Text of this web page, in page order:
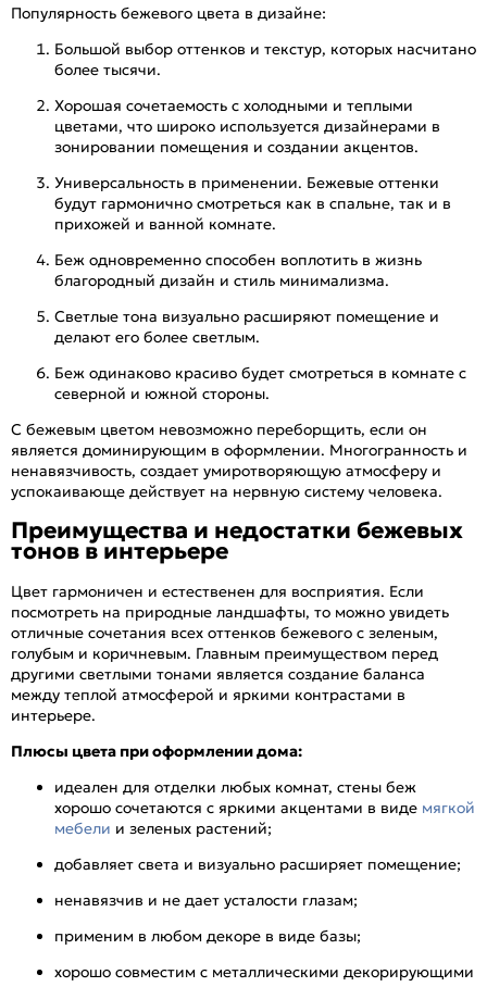
Популярность бежевого цвета в дизайне:
Большой выбор оттенков и текстур, которых насчитано
более тысячи.
Хорошая сочетаемость с холодными и теплыми
цветами, что широко используется дизайнерами в
зонировании помещения и создании акцентов.
Универсальность в применении. Бежевые оттенки
будут гармонично смотреться как в спальне, так и в
прихожей и ванной комнате.
Беж одновременно способен воплотить в жизнь
благородный дизайн и стиль минимализма.
Светлые тона визуально расширяют помещение и
делают его более светлым.
Беж одинаково красиво будет смотреться в комнате с
северной и южной стороны.
С бежевым цветом невозможно переборщить, если он
является доминирующим в оформлении. Многогранность и
ненавязчивость, создает умиротворяющую атмосферу и
успокаивающе действует на нервную систему человека.
Преимущества и недостатки бежевых
тонов в интерьере
Цвет гармоничен и естественен для восприятия. Если
посмотреть на природные ландшафты, то можно увидеть
отличные сочетания всех оттенков бежевого с зеленым,
голубым и коричневым. Главным преимуществом перед
другими светлыми тонами является создание баланса
между теплой атмосферой и яркими контрастами в
интерьере.
Плюсы цвета при оформлении дома:
идеален для отделки любых комнат, стены беж
хорошо сочетаются с яркими акцентами в виде мягкой
мебели и зеленых растений;
добавляет света и визуально расширяет помещение;
ненавязчив и не дает усталости глазам;
применим в любом декоре в виде базы;
хорошо совместим с металлическими декорирующими